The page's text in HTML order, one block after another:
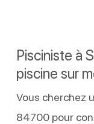
Pisciniste à
piscine sur
Vous cherchez
84700 pour